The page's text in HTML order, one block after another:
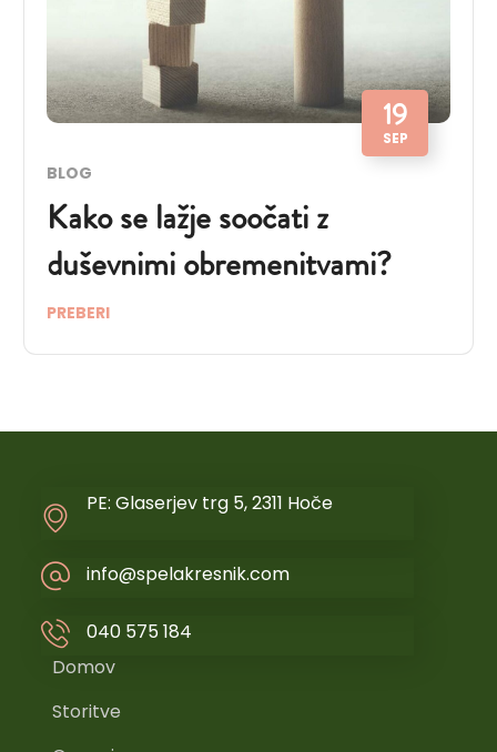
19
SEP
BLOG
Kako se lažje soočati z
duševnimi obremenitvami?
PREBERI
PE: Glaserjev trg 5, 2311 Hoče
info@spelakresnik.com
040 575 184
Domov
Storitve